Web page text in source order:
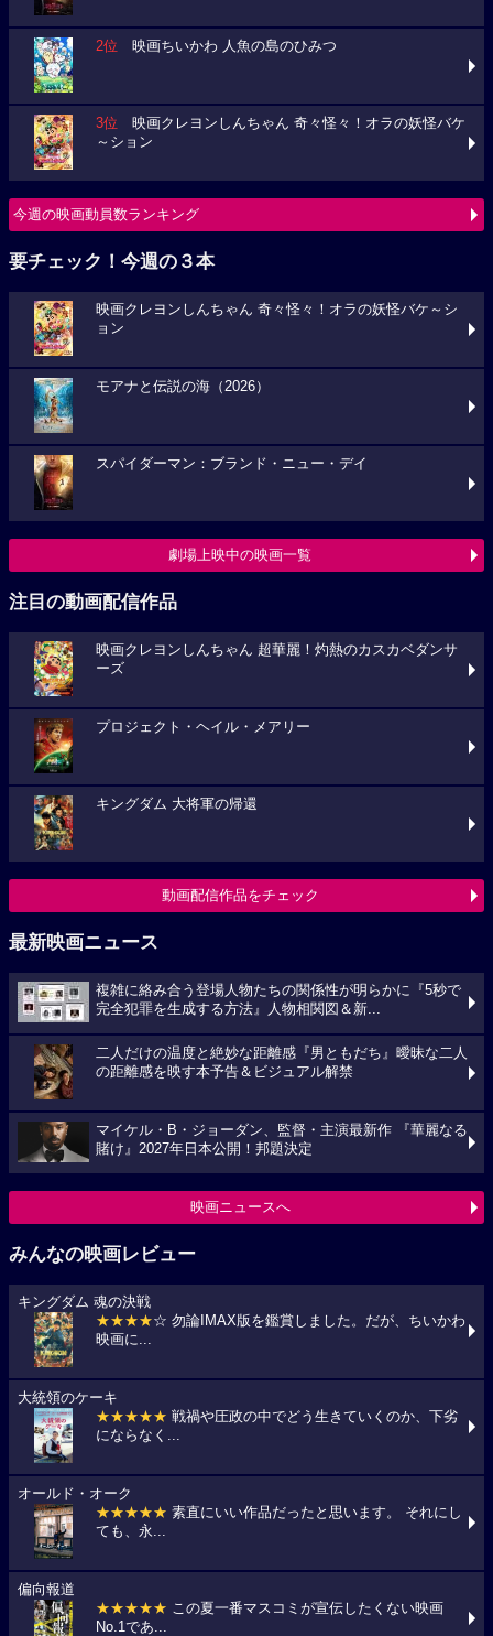
2位 映画ちいかわ 人魚の島のひみつ
3位 映画クレヨンしんちゃん 奇々怪々！オラの妖怪バケ
～ション
今週の映画動員数ランキング
要チェック！今週の３本
映画クレヨンしんちゃん 奇々怪々！オラの妖怪バケ～シ
ョン
モアナと伝説の海（2026）
スパイダーマン：ブランド・ニュー・デイ
劇場上映中の映画一覧
注目の動画配信作品
映画クレヨンしんちゃん 超華麗！灼熱のカスカベダンサ
ーズ
プロジェクト・ヘイル・メアリー
キングダム 大将軍の帰還
動画配信作品をチェック
最新映画ニュース
複雑に絡み合う登場人物たちの関係性が明らかに『5秒で
完全犯罪を生成する方法』人物相関図＆新...
二人だけの温度と絶妙な距離感『男ともだち』曖昧な二人
の距離感を映す本予告＆ビジュアル解禁
マイケル・B・ジョーダン、監督・主演最新作 『華麗なる
賭け』2027年日本公開！邦題決定
映画ニュースへ
みんなの映画レビュー
キングダム 魂の決戦
★★★★☆ 勿論IMAX版を鑑賞しました。だが、ちいかわ
映画に...
大統領のケーキ
★★★★★ 戦禍や圧政の中でどう生きていくのか、下劣
にならなく...
オールド・オーク
★★★★★ 素直にいい作品だったと思います。 それにし
ても、永...
偏向報道
★★★★★ この夏一番マスコミが宣伝したくない映画
No.1であ...